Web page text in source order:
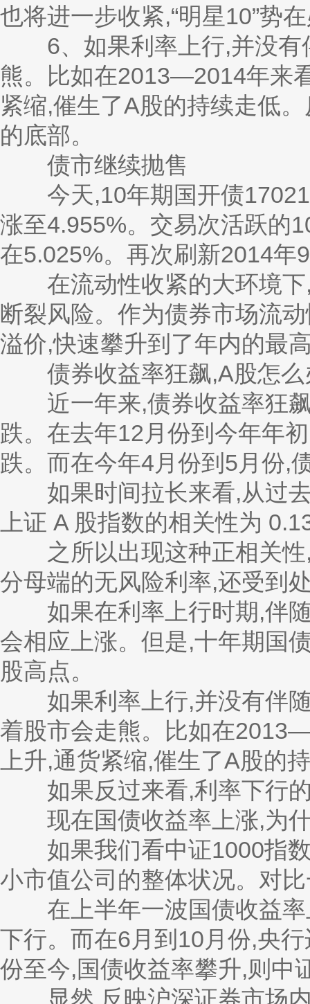
也将进一步收紧,“明星10”势
6、如果利率上行,并没有
熊。比如在2013—2014年来
紧缩,催生了A股的持续走低
的底部。
债市继续抛售
今天,10年期国开债
涨至4.955%。交易次活跃的
在5.025%。再次刷新2014年
在流动性收紧的大环境下,
断裂风险。作为债券市场流
溢价,快速攀升到了年内的最
债券收益率狂飙,A股怎么
近一年来,债券收益率狂飙
跌。在去年12月份到今年年
跌。而在今年4月份到5月份,
如果时间拉长来看,从过去
上证 A 股指数的相关性为
之所以出现这种正相关性,
分母端的无风险利率,还受到
如果在利率上行时期,伴随
会相应上涨。但是,十年期国
股高点。
如果利率上行,并没有伴随
着股市会走熊。比如在
上升,通货紧缩,催生了A股的
如果反过来看,利率下行的
现在国债收益率上涨,为什
如果我们看中证1000指数
小市值公司的整体状况。对
在上半年一波国债收益率
下行。而在6月到10月份,央
份至今,国债收益率攀升,则中
显然,反映沪深证券市场内